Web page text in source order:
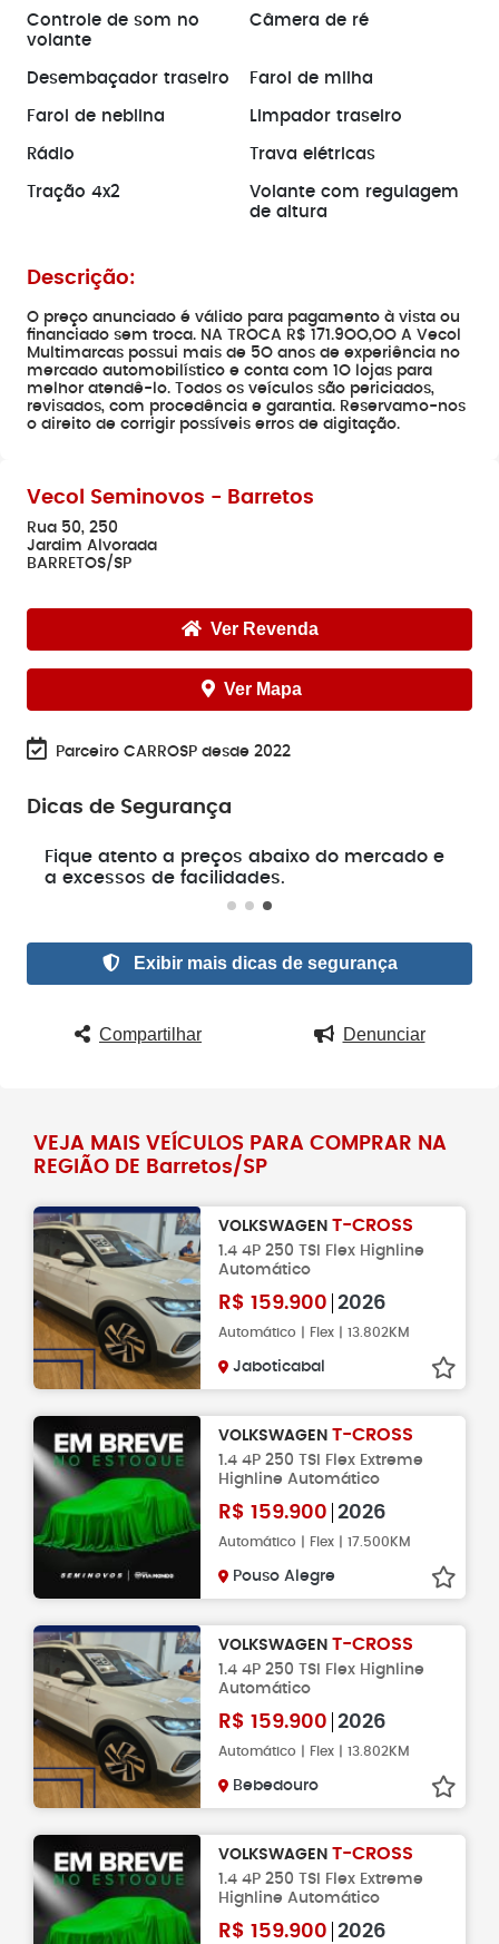
Controle de som no
volante
Câmera de ré
Desembaçador traseiro Farol de milha
Farol de neblina Limpador traseiro
Rádio Trava elétricas
Tração 4x2
Volante com regulagem
de altura
Descrição:
O preço anunciado é válido para pagamento à vista ou
financiado sem troca. NA TROCA R$ 171.9OO,OO A Vecol
Multimarcas possui mais de 5O anos de experiência no
mercado automobilístico e conta com 1O lojas para
melhor atendê-lo. Todos os veículos são periciados,
revisados, com procedência e garantia. Reservamo-nos
o direito de corrigir possíveis erros de digitação.
Vecol Seminovos - Barretos
Rua 50, 250
Jardim Alvorada
BARRETOS/SP
Ver Revenda
Ver Mapa
Parceiro CARROSP desde 2022
Dicas de Segurança
Fique atento a preços abaixo do mercado e
a excessos de facilidades.
Exibir mais dicas de segurança
Compartilhar Denunciar
VEJA MAIS VEÍCULOS PARA COMPRAR NA
REGIÃO DE Barretos/SP
VOLKSWAGEN T-CROSS
1.4 4P 250 TSI Flex Highline
Automático
R$ 159.900 2026
Automático | Flex | 13.802KM
Jaboticabal
VOLKSWAGEN T-CROSS
1.4 4P 250 TSI Flex Extreme
Highline Automático
R$ 159.900 2026
Automático | Flex | 17.500KM
Pouso Alegre
VOLKSWAGEN T-CROSS
1.4 4P 250 TSI Flex Highline
Automático
R$ 159.900 2026
Automático | Flex | 13.802KM
Bebedouro
VOLKSWAGEN T-CROSS
1.4 4P 250 TSI Flex Extreme
Highline Automático
R$ 159.900 2026